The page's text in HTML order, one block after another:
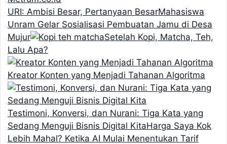
URI: Ambisi Besar, Pertanyaan BesarMahasiswa
Unram Gelar Sosialisasi Pembuatan Jamu di Desa
Mujur
Setelah Kopi, Matcha, Teh,
Lalu Apa?
Kreator Konten yang Menjadi Tahanan Algoritma
Testimoni, Konversi, dan Nurani: Tiga Kata yang
Sedang Menguji Bisnis Digital KitaHarga Saya Kok
Lebih Mahal? Ketika AI Mulai Menentukan Tarif